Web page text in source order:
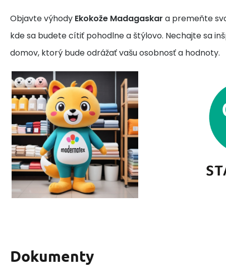
Objavte výhody Ekokože Madagaskar a premeňte
kde sa budete cítiť pohodlne a štýlovo. Nechajte sa
domov, ktorý bude odrážať vašu osobnosť a hodnoty.
Dokumenty